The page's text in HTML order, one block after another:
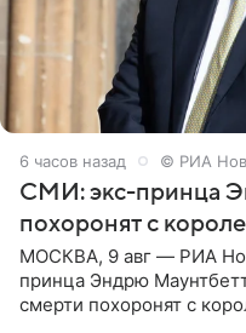
6 часов назад © РИА
СМИ: экс-принца
похоронят с
МОСКВА, 9 авг — РИА
принца Эндрю
смерти похоронят с